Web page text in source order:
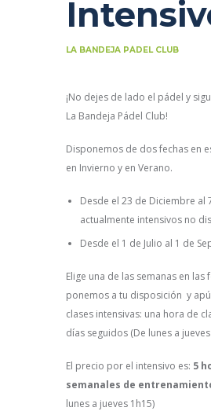
LA BANDEJA PÁDEL CLUB
¡No dejes de lado el pádel y
La Bandeja Pádel Club!
Disponemos de dos fechas en
en Invierno y en Verano.
Desde el 23 de Diciembre al
actualmente intensivos no
Desde el 1 de Julio al 1 de
Elige una de las semanas en las
ponemos a tu disposición y
clases intensivas: una hora de
días seguidos (De lunes a
El precio por el intensivo es: 5
semanales de
lunes a jueves 1h15)